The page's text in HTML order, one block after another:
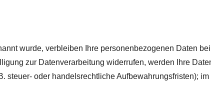
wurde, verbleiben Ihre personenbezogenen Daten
zur Datenverarbeitung widerrufen, werden Ihre
oder handelsrechtliche Aufbewahrungsfristen);